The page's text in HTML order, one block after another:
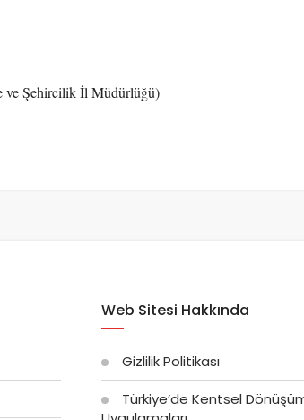
ve Şehircilik İl Müdürlüğü)
Web Sitesi Hakkında
Gizlilik Politikası
Türkiye’de Kentsel